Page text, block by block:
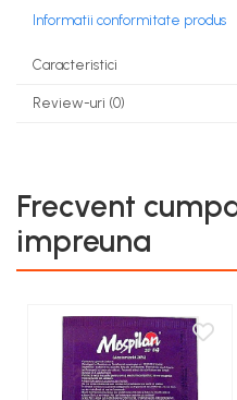
Informatii conformitate produs
Caracteristici
Review-uri (0)
Frecvent
impreuna